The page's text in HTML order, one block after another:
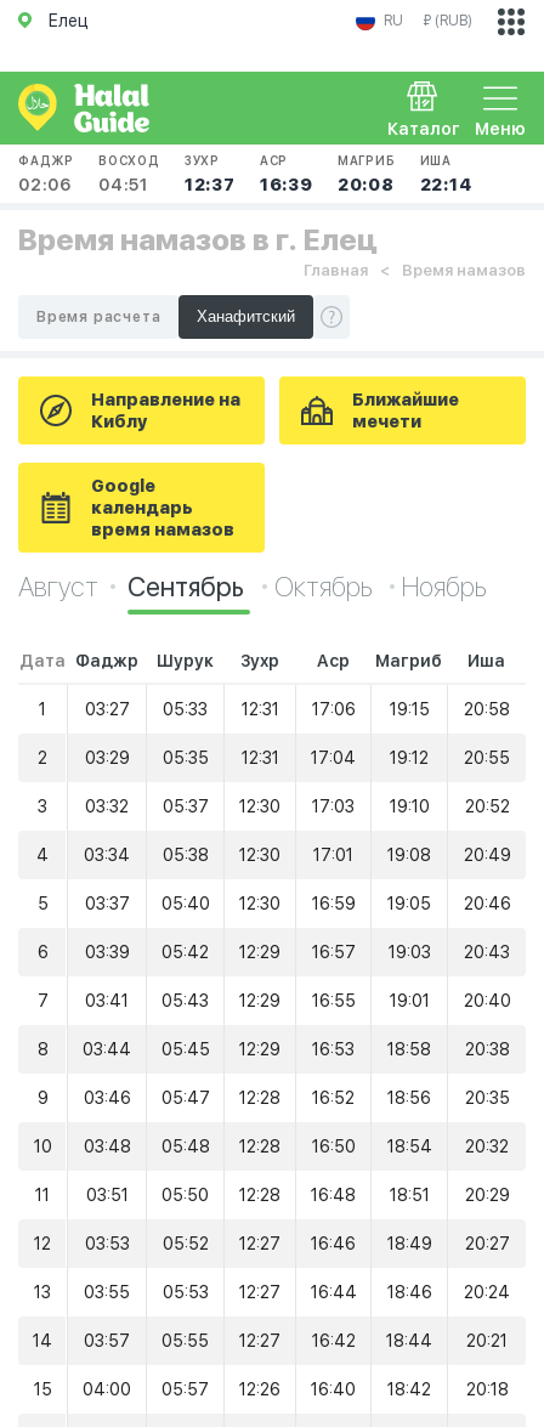
Елец RU ₽ (RUB)
Меню
Каталог
ФАДЖР
02:06
ВОСХОД
04:51
ЗУХР
12:37
АСР
16:39
МАГРИБ
20:08
ИША
22:14
Время намазов в г. Елец
Главная Время намазов
Время расчета
Направление на
Киблу
Ближайшие
мечети
Google
календарь
время намазов
Август Сентябрь Октябрь Ноябрь
Дата Фаджр Шурук Зухр Аср Магриб Иша
1 03:27 05:33 12:31 17:06 19:15 20:58
2 03:29 05:35 12:31 17:04 19:12 20:55
3 03:32 05:37 12:30 17:03 19:10 20:52
4 03:34 05:38 12:30 17:01 19:08 20:49
5 03:37 05:40 12:30 16:59 19:05 20:46
6 03:39 05:42 12:29 16:57 19:03 20:43
7 03:41 05:43 12:29 16:55 19:01 20:40
8 03:44 05:45 12:29 16:53 18:58 20:38
9 03:46 05:47 12:28 16:52 18:56 20:35
10 03:48 05:48 12:28 16:50 18:54 20:32
11 03:51 05:50 12:28 16:48 18:51 20:29
12 03:53 05:52 12:27 16:46 18:49 20:27
13 03:55 05:53 12:27 16:44 18:46 20:24
14 03:57 05:55 12:27 16:42 18:44 20:21
15 04:00 05:57 12:26 16:40 18:42 20:18